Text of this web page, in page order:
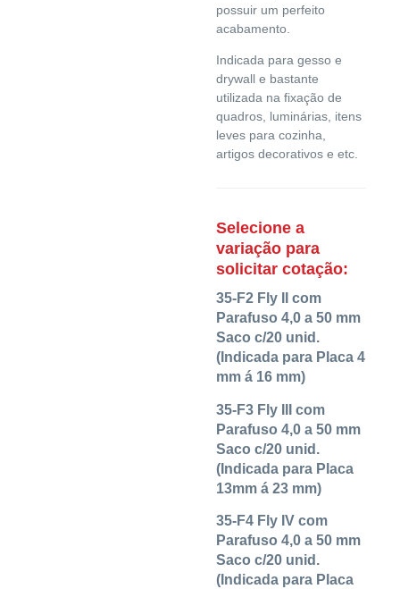
possuir um perfeito
acabamento.
Indicada para gesso e
drywall e bastante
utilizada na fixação de
quadros, luminárias, itens
leves para cozinha,
artigos decorativos e etc.
Selecione a
variação para
solicitar cotação:
35-F2 Fly II com
Parafuso 4,0 a 50 mm
Saco c/20 unid.
(Indicada para Placa 4
mm á 16 mm)
35-F3 Fly III com
Parafuso 4,0 a 50 mm
Saco c/20 unid.
(Indicada para Placa
13mm á 23 mm)
35-F4 Fly IV com
Parafuso 4,0 a 50 mm
Saco c/20 unid.
(Indicada para Placa